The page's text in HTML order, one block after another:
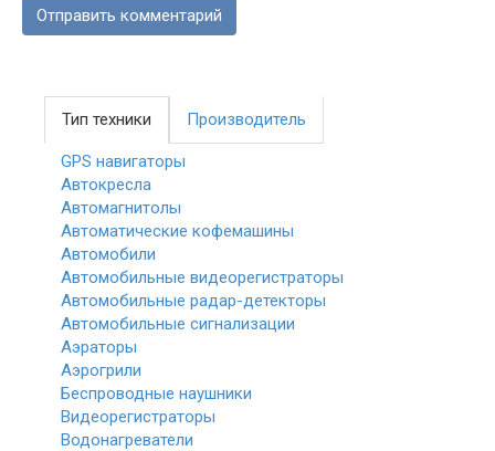
Тип техники Производитель
GPS навигаторы
Автокресла
Автомагнитолы
Автоматические кофемашины
Автомобили
Автомобильные видеорегистраторы
Автомобильные радар-детекторы
Автомобильные сигнализации
Аэраторы
Аэрогрили
Беспроводные наушники
Видеорегистраторы
Водонагреватели